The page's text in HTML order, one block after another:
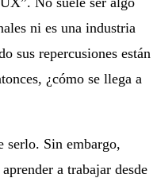
ni es una industria
sus repercusiones están
¿cómo se llega a
serlo. Sin embargo,
a trabajar desde